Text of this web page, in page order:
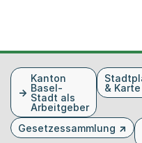
FusszeileKanton
Basel-
Stadt als
Arbeitgeber
& Karte
Gesetzessammlung